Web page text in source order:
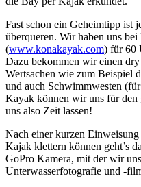
Fast schon ein Geheimtipp ist
überqueren. Wir haben uns
(www.konakayak.com) für 60
Dazu bekommen wir einen
Wertsachen wie zum Beispiel
und auch Schwimmwesten
Kayak können wir uns für den
uns also Zeit lassen!
Nach einer kurzen
Kajak klettern können geht’s
GoPro Kamera, mit der wir
Unterwasserfotografie und -